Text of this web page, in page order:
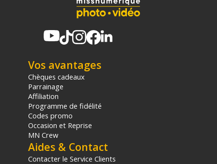
Vos avantages
Chèques cadeaux
Parrainage
Affiliation
Programme de fidélité
Codes promo
Occasion et Reprise
MN Crew
Aides & Contact
Contacter le Service Clients